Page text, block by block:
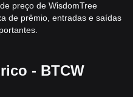
preço de WisdomTree
de prêmio, entradas e saídas
- BTCW